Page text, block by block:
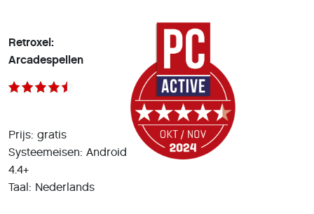
Retroxel:
Arcadespellen
Prijs: gratis
Systeemeisen: Android
4.4+
Taal: Nederlands